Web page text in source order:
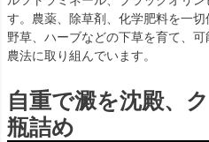
す。農薬、除草剤、化学肥料を一切
野草、ハーブなどの下草を育て、
農法に取り組んでいます。
自重で澱を沈殿、
瓶詰め